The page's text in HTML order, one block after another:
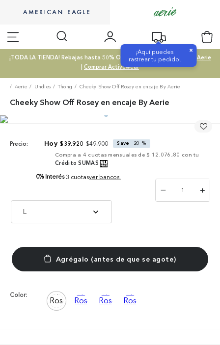
¡Aquí puedes
rastrear tu pedido!
×
¡TODA LA TIENDA! Rebajas hasta 50% OFF |Comprar SALE|Comprar Aerie
| Comprar Activewear
Aerie Undies Thong Cheeky Show Off Rosey en encaje By Aerie
Cheeky Show Off Rosey en encaje By Aerie
Precio: $39.920 $49.900 Save 20 %
Compra a 4 cuotas mensuales de $ 12.076,80 con tu
Crédito SUMAS
0% Interés 3 cuotasver bancos.
L
＋
－
Color: